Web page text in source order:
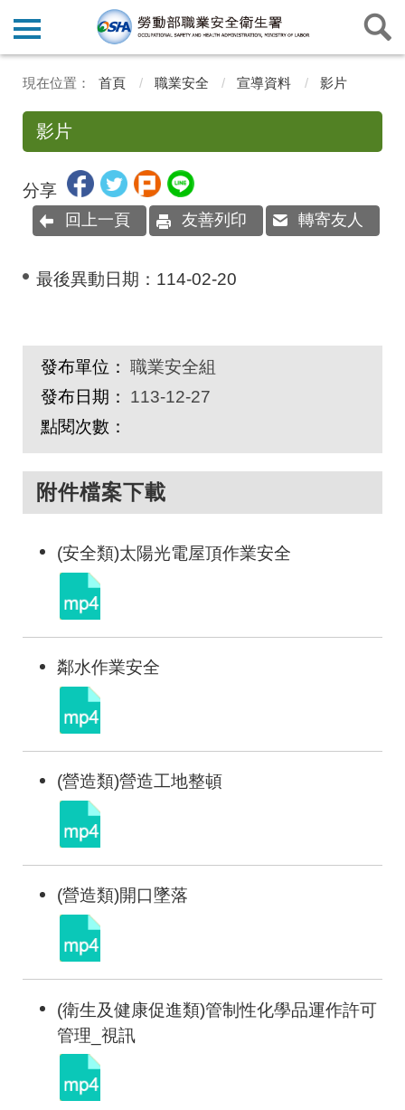
首頁 職業安全 宣導資料 影片
影片
分享
回上一頁 友善列印 轉寄友人
最後異動日期： 114-02-20
發布單位： 職業安全組
發布日期：
113-12-27
點閱次數：
附件檔案下載
(安全類)太陽光電屋頂作業安全
鄰水作業安全
(營造類)營造工地整頓
(營造類)開口墜落
(衛生及健康促進類)管制性化學品運作許可
管理_視訊